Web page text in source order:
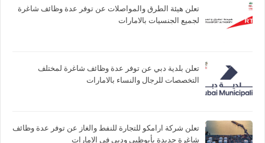
تعلن هيئة الطرق والمواصلات عن توفر عدة وظائف شاغرة
لجميع الجنسيات بالامارات
تعلن بلدية دبي عن توفر عدة وظائف شاغرة لمختلف
التخصصات للرجال والنساء بالامارات
تعلن شركة ارامكو للتجارة للنفط والغاز عن توفر عدة وظائف
شاغرة جديدة بأبوظبي ودبي في الامارات